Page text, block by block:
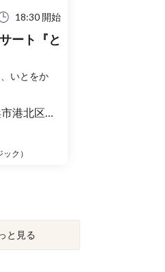
18:30 開始
ート『と
いとをか
化センター）
ク）
と見る